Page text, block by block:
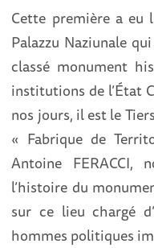
Cette première a eu
Palazzu Naziunale
classé monument
institutions de l’État
nos jours, il est le
« Fabrique de
Antoine
l’histoire du
sur ce lieu chargé
hommes politiques